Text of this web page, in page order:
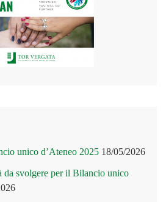
unico d’Ateneo 2025 18/05/2026
da svolgere per il Bilancio unico